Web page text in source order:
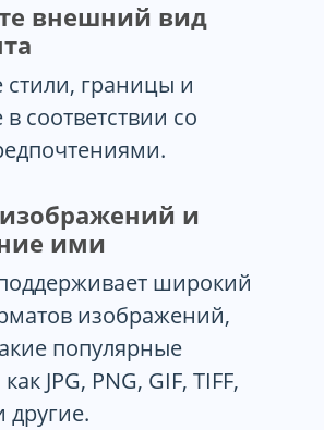
внешний вид
стили, границы и
соответствии со
и
ими
широкий
изображений,
популярные
JPG, PNG, GIF, TIFF,
другие.